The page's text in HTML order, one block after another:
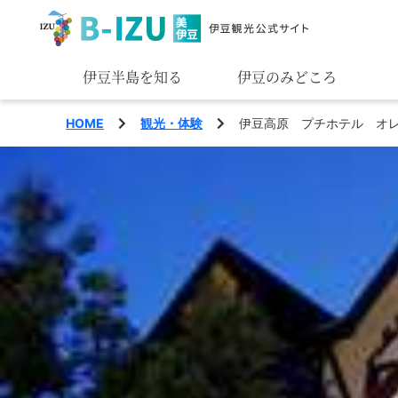
伊豆半島を知る 伊豆のみどころ
みる
HOME 観光・体験 伊豆高原 プチホテル オ